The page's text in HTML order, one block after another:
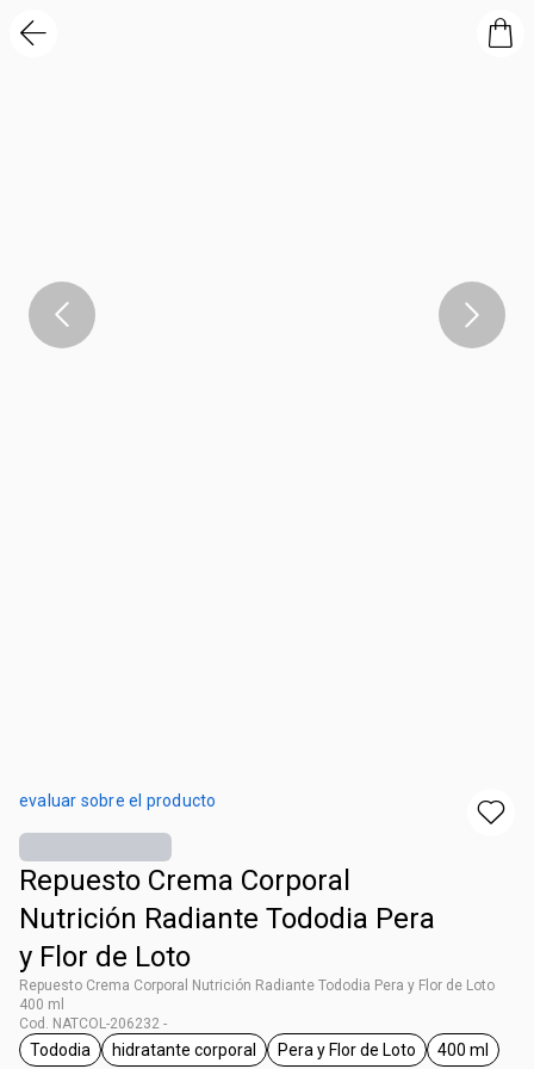
evaluar sobre el producto
Repuesto Crema Corporal
Nutrición Radiante Tododia Pera
y Flor de Loto
Repuesto Crema Corporal Nutrición Radiante Tododia Pera y Flor de Loto
400 ml
Cod. NATCOL-206232 -
general.tag Tododia
Tododia
general.tag hidratante corporal
hidratante corporal
general.tag Pera y Flor
Pera y Flor de Loto 400 ml